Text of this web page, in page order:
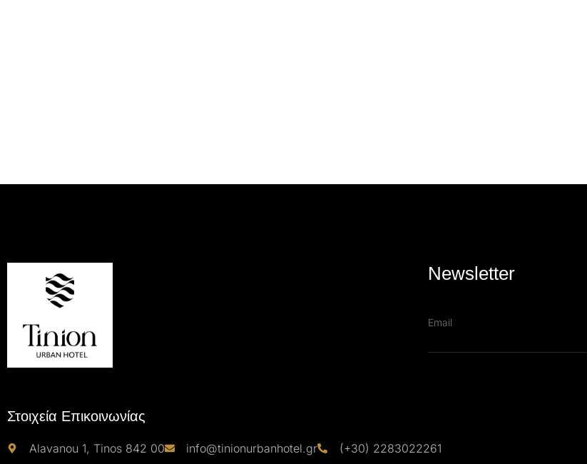
Newsletter
Στοιχεία Επικοινωνίας
Alavanou 1, Tinos 842 00 info@tinionurbanhotel.gr (+30) 2283022261